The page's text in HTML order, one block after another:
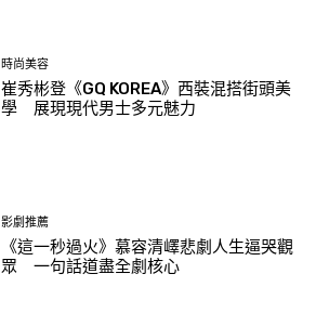
時尚美容
崔秀彬登《GQ KOREA》西裝混搭街頭美
學 展現現代男士多元魅力
影劇推薦
《這一秒過火》慕容清嶧悲劇人生逼哭觀
眾 一句話道盡全劇核心